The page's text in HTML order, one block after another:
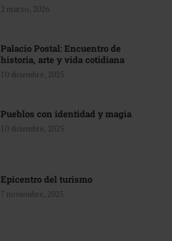
2 marzo, 2026
Palacio Postal: Encuentro de
historia, arte y vida cotidiana
10 diciembre, 2025
Pueblos con identidad y magia
10 diciembre, 2025
Epicentro del turismo
7 noviembre, 2025